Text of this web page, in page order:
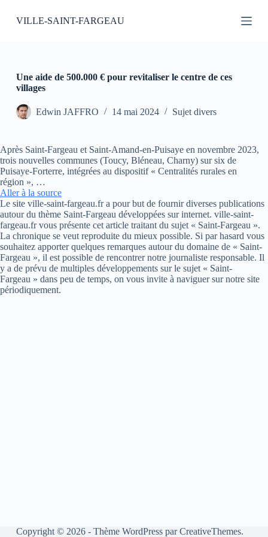
u
o
n
u
VILLE-SAINT-FARGEAU
Une aide de 500.000 € pour revitaliser le centre de ces
villages
Edwin JAFFRO 14 mai 2024 Sujet divers
Après Saint-Fargeau et Saint-Amand-en-Puisaye en novembre 2023,
trois nouvelles communes (Toucy, Bléneau, Charny) sur six de
Puisaye-Forterre, intégrées au dispositif « Centralités rurales en
région », …
Aller à la source
Le site ville-saint-fargeau.fr a pour but de fournir diverses publications
autour du thème Saint-Fargeau développées sur internet. ville-saint-
fargeau.fr vous présente cet article traitant du sujet « Saint-Fargeau ».
La chronique se veut reproduite du mieux possible. Si par hasard vous
souhaitez apporter quelques remarques autour du domaine de « Saint-
Fargeau », il est possible de rencontrer notre journaliste responsable. Il
y a de prévu de multiples développements sur le sujet « Saint-
Fargeau » dans peu de temps, on vous invite à naviguer sur notre site
périodiquement.
Copyright © 2026 - Thème WordPress parCreativeThemes.